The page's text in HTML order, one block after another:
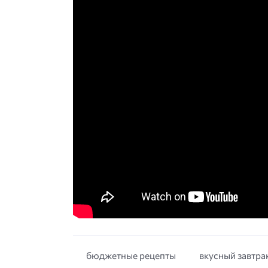
бюджетные рецепты вкусный